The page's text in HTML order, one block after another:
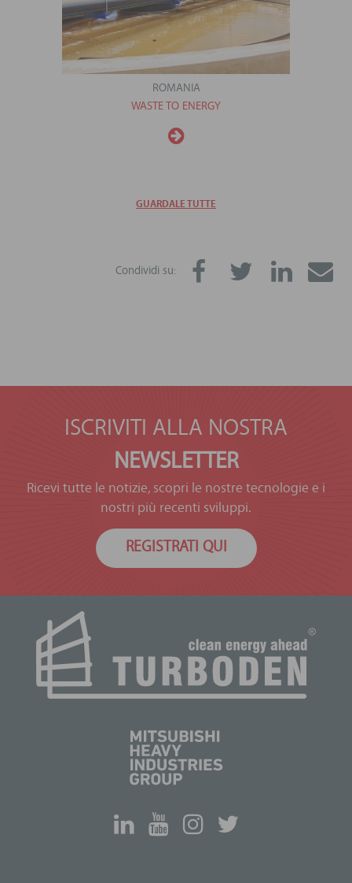
ROMANIA
WASTE TO ENERGY
GUARDALE TUTTE
Condividi su:
ISCRIVITI ALLA NOSTRA
NEWSLETTER
Ricevi tutte le notizie, scopri le nostre tecnologie e i
nostri più recenti sviluppi.
REGISTRATI QUI